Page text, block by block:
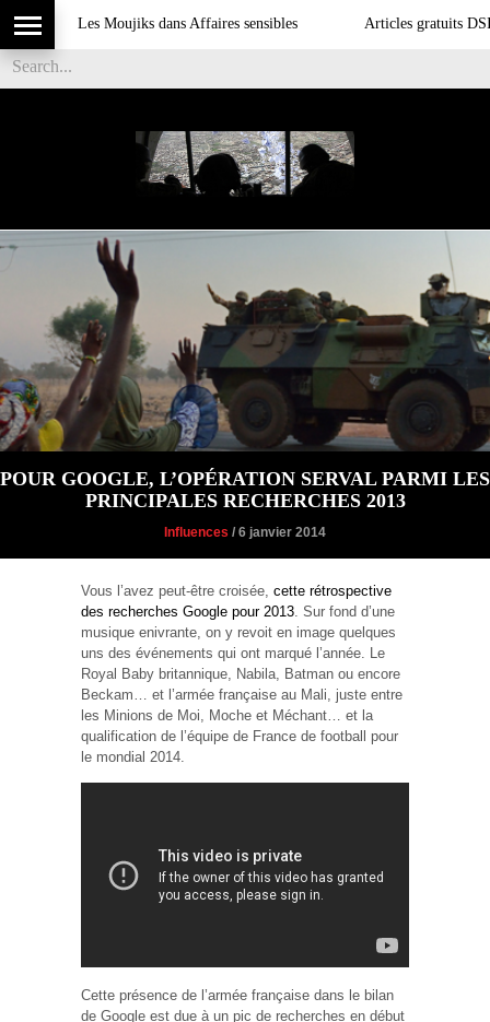
Les Moujiks dans Affaires sensibles Articles gratuits DSI sur
POUR GOOGLE, L’OPÉRATION SERVAL PARMI LES
PRINCIPALES RECHERCHES 2013
Influences / 6 janvier 2014
Vous l’avez peut-être croisée, cette rétrospective
des recherches Google pour 2013 . Sur fond d’une
musique enivrante, on y revoit en image quelques
uns des événements qui ont marqué l’année. Le
Royal Baby britannique, Nabila, Batman ou encore
Beckam… et l’armée française au Mali, juste entre
les Minions de Moi, Moche et Méchant… et la
qualification de l’équipe de France de football pour
le mondial 2014.
Cette présence de l’armée française dans le bilan
de Google est due à un pic de recherches en début